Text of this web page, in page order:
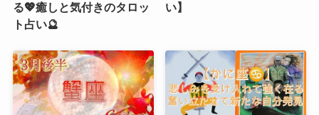
る💖癒しと気付きのタロッ
ト占い🔮
い】